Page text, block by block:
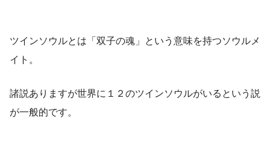
ツインソウルとは「双子の魂」という意味を持つソウルメ
イト。
諸説ありますが世界に１２のツインソウルがいるという説
が一般的です。